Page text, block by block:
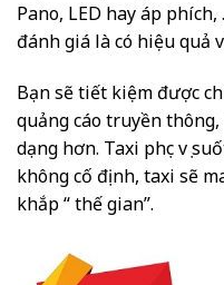
Pano, LED hay áp
đánh giá là có hiệu quả
Bạn sẽ tiết kiệm được
quảng cáo truyền
dạng hơn. Taxi phục vụ
không cố định, taxi sẽ
khắp “ thế gian”.